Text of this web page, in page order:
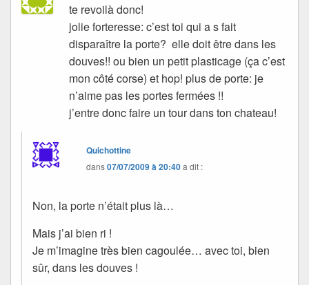
te revoilà donc!
jolie forteresse: c’est toi qui a s fait
disparaître la porte? elle doit être dans les
douves!! ou bien un petit plasticage (ça c’est
mon côté corse) et hop! plus de porte: je
n’aime pas les portes fermées !!
j’entre donc faire un tour dans ton chateau!
Quichottine
dans07/07/2009 à 20:40a dit :
Non, la porte n’était plus là…
Mais j’ai bien ri !
Je m’imagine très bien cagoulée… avec toi, bien
sûr, dans les douves !